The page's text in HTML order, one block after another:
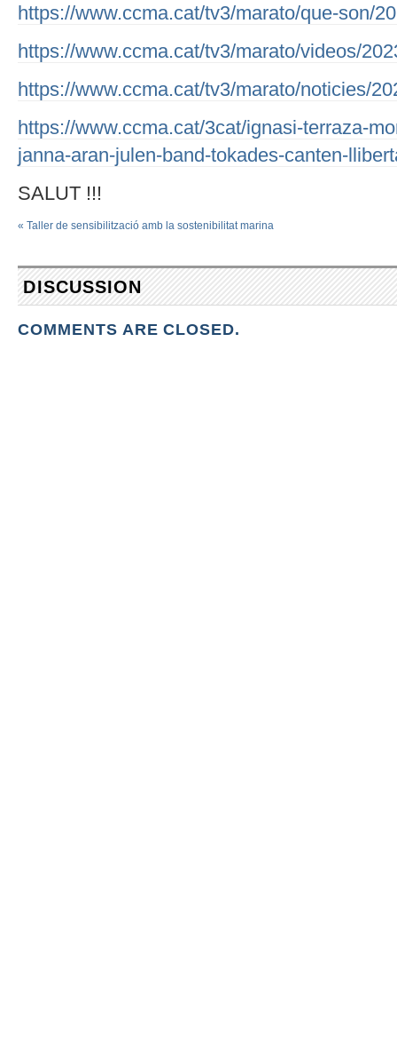
https://www.ccma.cat/tv3/marato/que-son/
https://www.ccma.cat/tv3/marato/videos/
https://www.ccma.cat/tv3/marato/noticies/
https://www.ccma.cat/3cat/ignasi-terraza-
janna-aran-julen-band-tokades-canten-
SALUT !!!
« Taller de sensibilització amb la sostenibilitat marina
DISCUSSION
COMMENTS ARE CLOSED.